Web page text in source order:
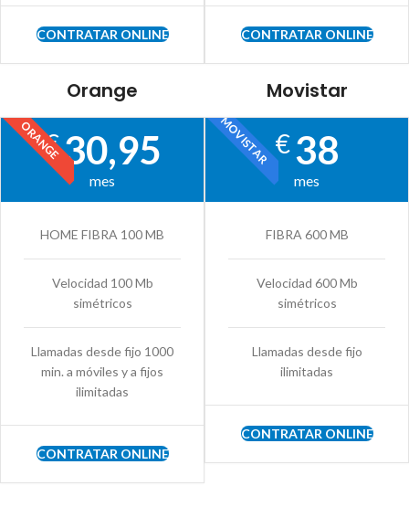
CONTRATAR ONLINE CONTRATAR ONLINE
Orange
ORANGE
€30,95
mes
HOME FIBRA 100 MB
Velocidad 100 Mb
simétricos
Llamadas desde fijo 1000
min. a móviles y a fijos
ilimitadas
CONTRATAR ONLINE
Movistar
MOVISTAR€38
mes
FIBRA 600 MB
Velocidad 600 Mb
simétricos
Llamadas desde fijo
ilimitadas
CONTRATAR ONLINE